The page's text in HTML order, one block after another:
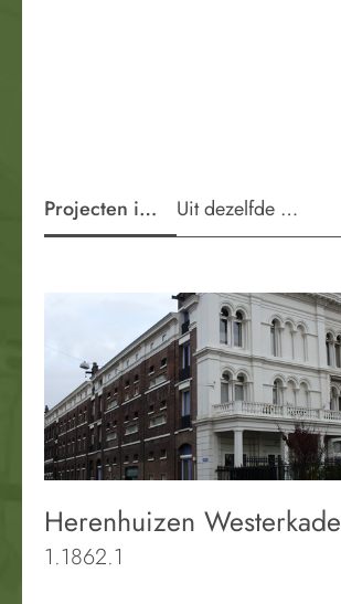
Projecten in de wijkUit dezelfde periode
Herenhuizen Westerkade
1.1862.1